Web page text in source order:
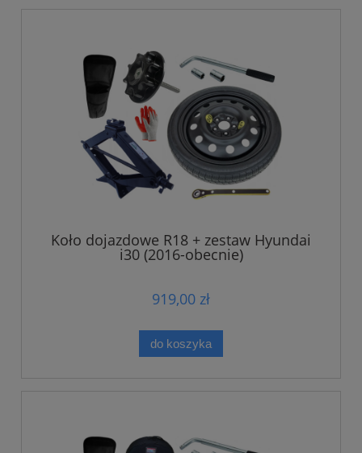
Koło dojazdowe R18 + zestaw Hyundai
i30 (2016-obecnie)
919,00 zł
do koszyka